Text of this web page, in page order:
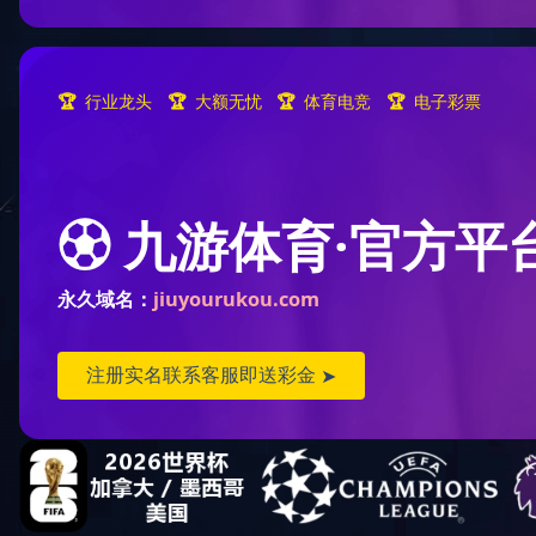
寻味顺德深圳旗舰店装修项目